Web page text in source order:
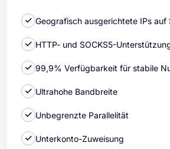
Geografisch ausgerichtete IPs auf
HTTP- und SOCKS5-
99,9% Verfügbarkeit für stabile
Ultrahohe Bandbreite
Unbegrenzte Parallelität
Unterkonto-Zuweisung